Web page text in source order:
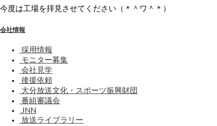
今度は工場を拝見させてください（＊＾ワ＾＊）
会社情報
採用情報
モニター募集
会社見学
後援依頼
大分放送文化・スポーツ振興財団
番組審議会
JNN
放送ライブラリー